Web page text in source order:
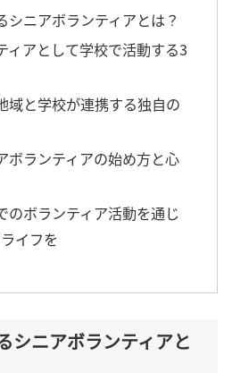
シニアボランティアとは？
ィアとして学校で活動する3
域と学校が連携する独自の
ボランティアの始め方と心
のボランティア活動を通じ
イフを
シニアボランティアと